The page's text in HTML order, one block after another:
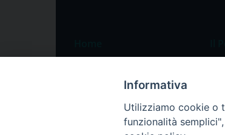
Pordenone
Portogruaro
Friuli Occidentale
Informativa
Utilizziamo cookie o
funzionalità